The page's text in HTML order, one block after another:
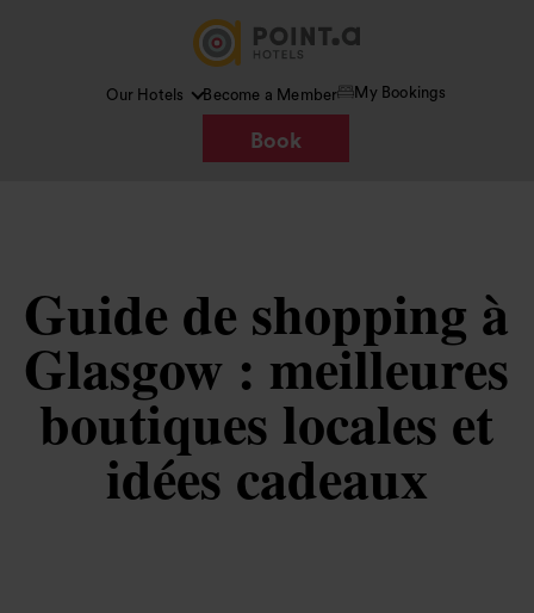
Our Hotels Become a Member My Bookings
Book
Guide de shopping à
Glasgow : meilleures
boutiques locales et
idées cadeaux